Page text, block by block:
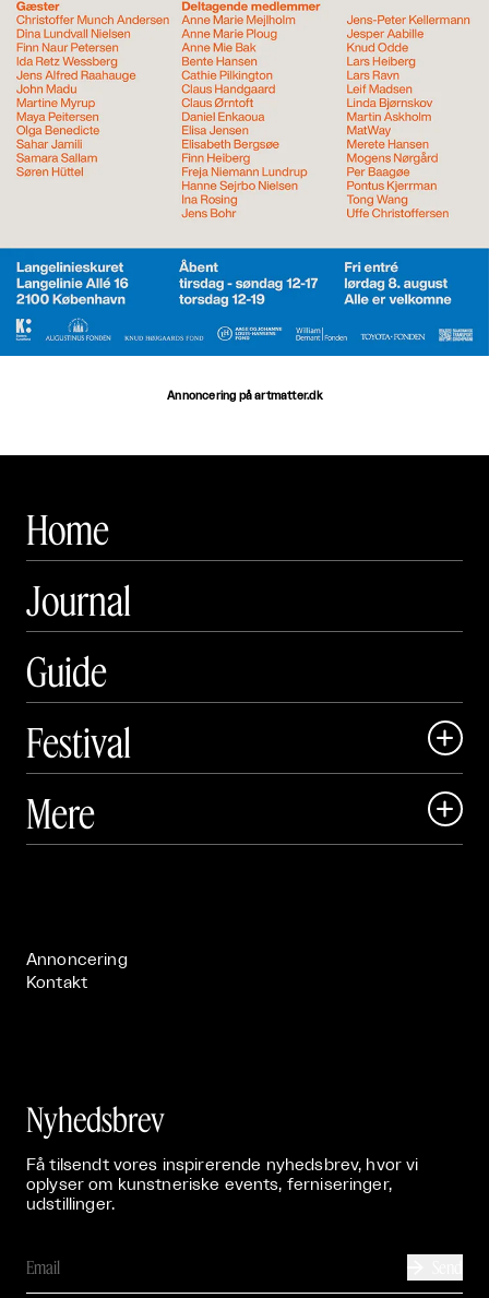
Annoncering på artmatter.dk
Home
Journal
Guide
Festival

 Art Matter Festival
Mere 
Annoncering
Kontakt
Nyhedsbrev
Få tilsendt vores inspirerende nyhedsbrev, hvor vi
oplyser om kunstneriske events, ferniseringer,
udstillinger.